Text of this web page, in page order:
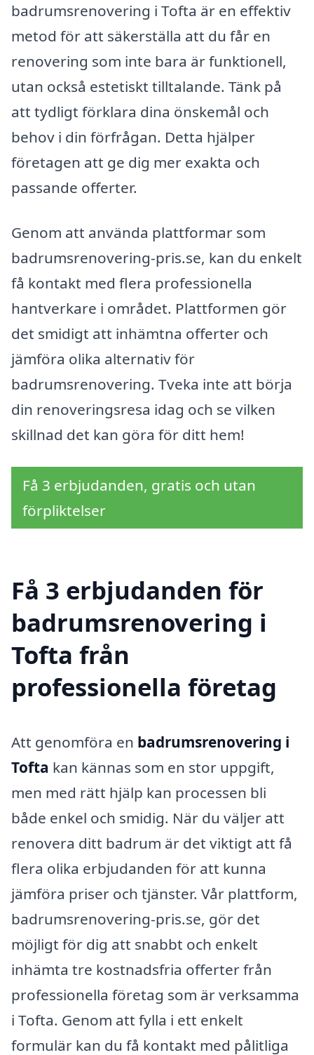
badrumsrenovering i Tofta är en effektiv
metod för att säkerställa att du får en
renovering som inte bara är funktionell,
utan också estetiskt tilltalande. Tänk på
att tydligt förklara dina önskemål och
behov i din förfrågan. Detta hjälper
företagen att ge dig mer exakta och
passande offerter.
Genom att använda plattformar som
badrumsrenovering-pris.se, kan du enkelt
få kontakt med flera professionella
hantverkare i området. Plattformen gör
det smidigt att inhämtna offerter och
jämföra olika alternativ för
badrumsrenovering. Tveka inte att börja
din renoveringsresa idag och se vilken
skillnad det kan göra för ditt hem!
Få 3 erbjudanden, gratis och utan
förpliktelser
Få 3 erbjudanden för
badrumsrenovering i
Tofta från
professionella företag
Att genomföra en badrumsrenovering i
Tofta kan kännas som en stor uppgift,
men med rätt hjälp kan processen bli
både enkel och smidig. När du väljer att
renovera ditt badrum är det viktigt att få
flera olika erbjudanden för att kunna
jämföra priser och tjänster. Vår plattform,
badrumsrenovering-pris.se, gör det
möjligt för dig att snabbt och enkelt
inhämta tre kostnadsfria offerter från
professionella företag som är verksamma
i Tofta. Genom att fylla i ett enkelt
formulär kan du få kontakt med pålitliga